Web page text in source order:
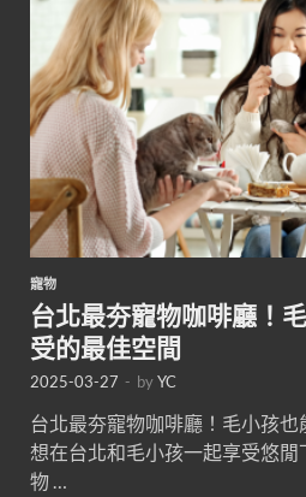
寵物
台北最夯寵物咖啡廳！
受的最佳空間
2025-03-27 - byYC
台北最夯寵物咖啡廳！毛小孩
想在台北和毛小孩一起享受悠
物 …